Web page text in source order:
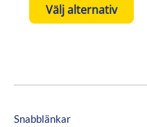
Välj alternativ
Snabblänkar